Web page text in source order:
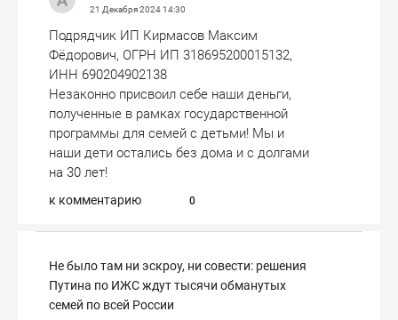
21 Декабря 202414:30
Подрядчик ИП Кирмасов Максим
Фёдорович, ОГРН ИП 318695200015132,
ИНН 690204902138
Незаконно присвоил себе наши деньги,
полученные в рамках государственной
программы для семей с детьми! Мы и
наши дети остались без дома и с долгами
на 30 лет!
к комментарию 0
Не было там ни эскроу, ни совести: решения
Путина по ИЖС ждут тысячи обманутых
семей по всей России